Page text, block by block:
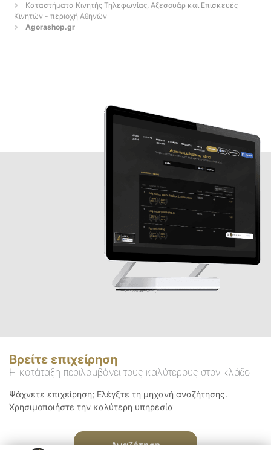
Καταστήματα Κινητής Τηλεφωνίας, Αξεσουάρ και Επισκευές
Κινητών - περιοχή Αθηνών
Agorashop.gr
Βρείτε επιχείρηση
Η κατάταξη περιλαμβάνει τους καλύτερους στον κλάδο
Ψάχνετε επιχείρηση; Ελέγξτε τη μηχανή αναζήτησης.
Χρησιμοποιήστε την καλύτερη υπηρεσία
Αναζήτηση